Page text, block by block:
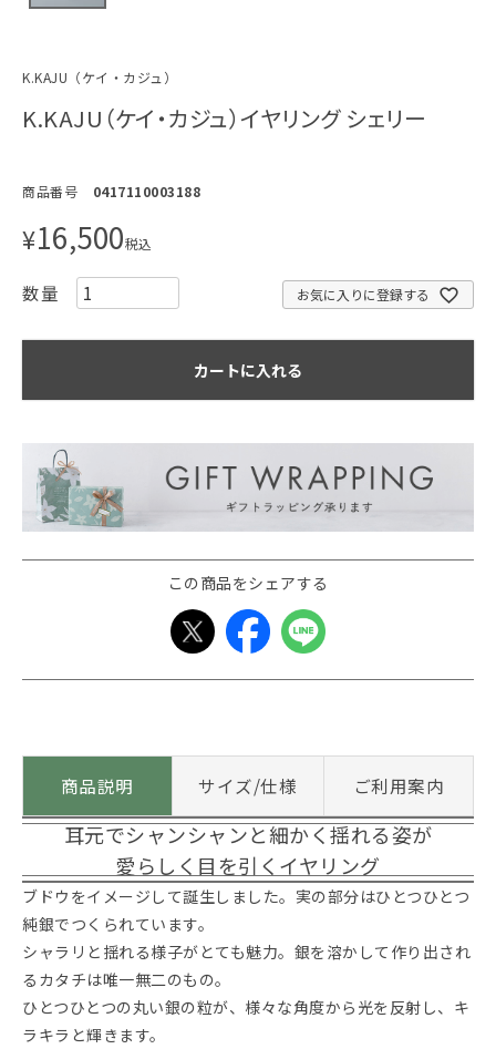
K.KAJU（ケイ・カジュ）
K.KAJU（ケイ・カジュ）イヤリング シェリー
商品番号 0417110003188
¥16,500税込
お気に入りに登録する
カートに入れる
この商品をシェアする
商品説明 サイズ/仕様 ご利用案内
耳元でシャンシャンと細かく揺れる姿が
愛らしく目を引くイヤリング
ブドウをイメージして誕生しました。実の部分はひとつひとつ
純銀でつくられています。
シャラリと揺れる様子がとても魅力。銀を溶かして作り出され
るカタチは唯一無二のもの。
ひとつひとつの丸い銀の粒が、様々な角度から光を反射し、キ
ラキラと輝きます。